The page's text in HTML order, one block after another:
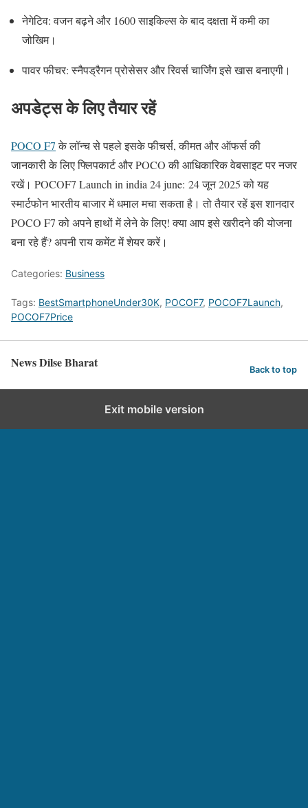
नेगेटिव: वजन बढ़ने और 1600 साइकिल्स के बाद दक्षता में कमी का
जोखिम।
पावर फीचर: स्नैपड्रैगन प्रोसेसर और रिवर्स चार्जिंग इसे खास बनाएगी।
अपडेट्स के लिए तैयार रहें
POCO F7के लॉन्च से पहले इसके फीचर्स, कीमत और ऑफर्स की
जानकारी के लिए फ्लिपकार्ट और POCO की आधिकारिक वेबसाइट पर नजर
रखें। POCOF7 Launch in india 24 june: 24 जून 2025 को यह
स्मार्टफोन भारतीय बाजार में धमाल मचा सकता है। तो तैयार रहें इस शानदार
POCO F7 को अपने हाथों में लेने के लिए! क्या आप इसे खरीदने की योजना
बना रहे हैं? अपनी राय कमेंट में शेयर करें।
Categories: Business
Tags: BestSmartphoneUnder30K, POCOF7, POCOF7Launch,
POCOF7Price
News Dilse Bharat Back to top
Exit mobile version